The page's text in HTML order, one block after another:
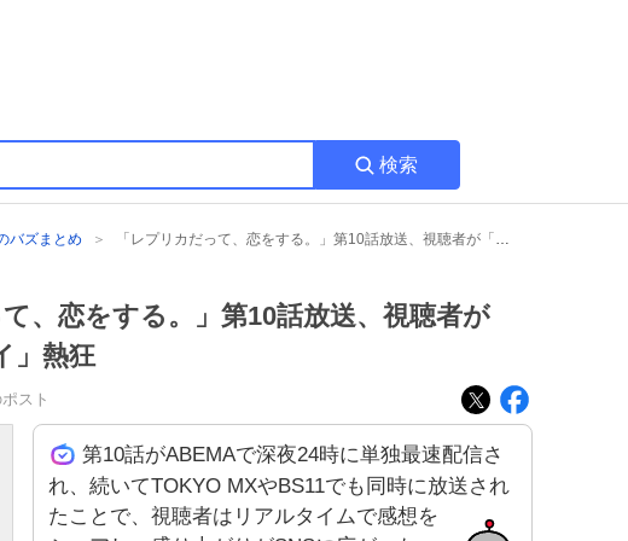
検索
バズまとめ 「レプリカだって、恋をする。」第10話放送、視聴者が「最高」「リアタイ」熱狂
て、恋をする。」第10話放送、視聴者が
」熱狂
スト
第10話がABEMAで深夜24時に単独最速配信さ
れ、続いてTOKYO MXやBS11でも同時に放送され
たことで、視聴者はリアルタイムで感想を